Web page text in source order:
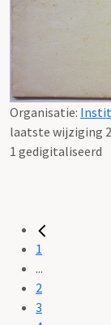
Organisatie:
laatste wijziging
1 gedigitaliseerd
1
...
2
3